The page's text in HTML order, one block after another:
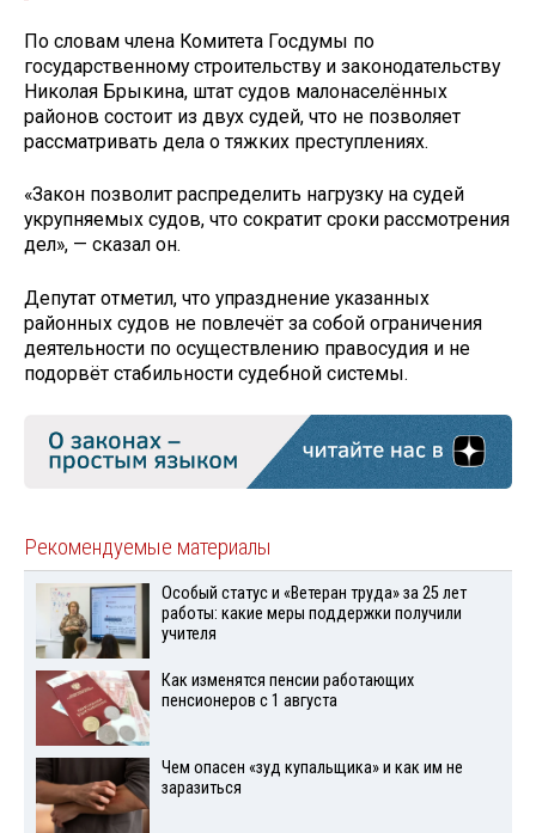
По словам члена Комитета Госдумы по
государственному строительству и законодательству
Николая Брыкина, штат судов малонаселённых
районов состоит из двух судей, что не позволяет
рассматривать дела о тяжких преступлениях.
«Закон позволит распределить нагрузку на судей
укрупняемых судов, что сократит сроки рассмотрения
дел», — сказал он.
Депутат отметил, что упразднение указанных
районных судов не повлечёт за собой ограничения
деятельности по осуществлению правосудия и не
подорвёт стабильности судебной системы.
Рекомендуемые материалы
Особый статус и «Ветеран труда» за 25 лет
работы: какие меры поддержки получили
учителя
Как изменятся пенсии работающих
пенсионеров с 1 августа
Чем опасен «зуд купальщика» и как им не
заразиться